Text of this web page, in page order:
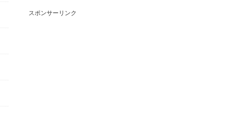
スポンサーリンク